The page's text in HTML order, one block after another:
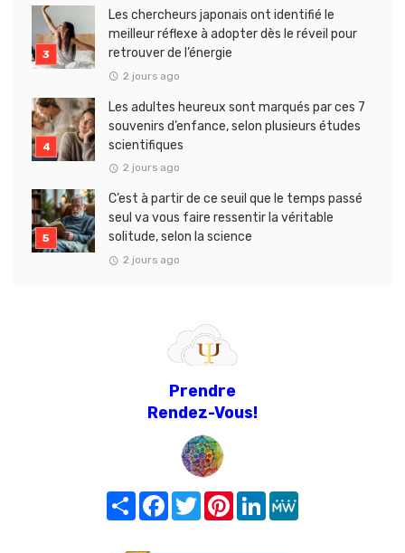
Les chercheurs japonais ont identifié le
meilleur réflexe à adopter dès le réveil pour
retrouver de l’énergie
2 jours ago
Les adultes heureux sont marqués par ces 7
souvenirs d’enfance, selon plusieurs études
scientifiques
2 jours ago
C’est à partir de ce seuil que le temps passé
seul va vous faire ressentir la véritable
solitude, selon la science
2 jours ago
Prendre
Rendez-Vous!
Share FacebookTwitterPinterest
LinkedIn